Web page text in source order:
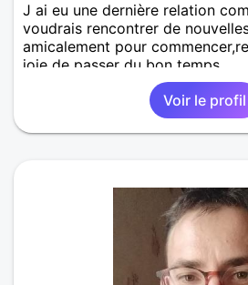
J ai eu une dernière relation
voudrais rencontrer de
amicalement pour
joie de passer du bon temps
Voir le profil